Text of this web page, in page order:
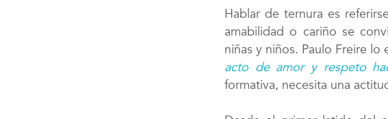
Hablar de ternura es
amabilidad o cariño se
niñas y niños. Paulo Freire lo
acto de amor y respeto
formativa, necesita una